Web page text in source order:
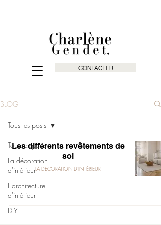
CONTACTER
BLOG
Tous les posts
La décoration
d'intérieur
L'architecture
d'intérieur
DIY
Tous les posts
Les différents revêtements de
sol
LA DÉCORATION D'INTÉRIEUR